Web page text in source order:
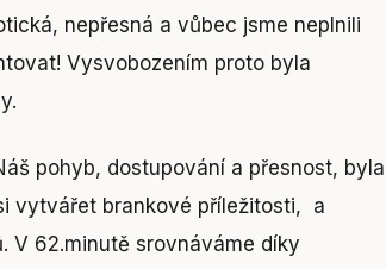
nepřesná a vůbec jsme neplnili
Vysvobozením proto byla
pohyb, dostupování a přesnost, byla
vytvářet brankové příležitosti, a
V 62.minutě srovnáváme díky